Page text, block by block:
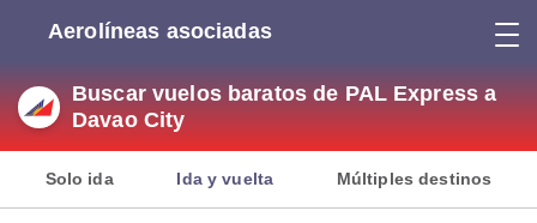
Aerolíneas asociadas
Buscar vuelos baratos de PAL Express a
Davao City
Solo ida Ida y vuelta Múltiples destinos